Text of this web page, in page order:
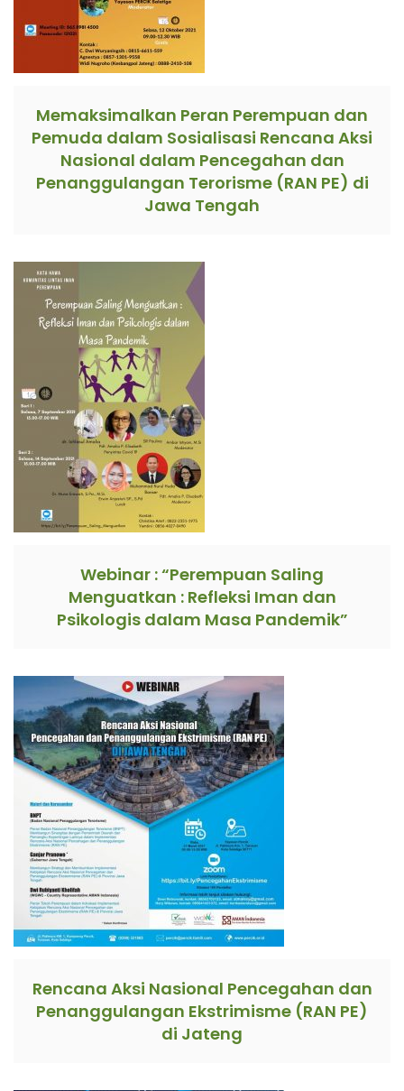
Memaksimalkan Peran Perempuan dan
Pemuda dalam Sosialisasi Rencana Aksi
Nasional dalam Pencegahan dan
Penanggulangan Terorisme (RAN PE) di
Jawa Tengah
Webinar : “Perempuan Saling
Menguatkan : Refleksi Iman dan
Psikologis dalam Masa Pandemik”
Rencana Aksi Nasional Pencegahan dan
Penanggulangan Ekstrimisme (RAN PE)
di Jateng